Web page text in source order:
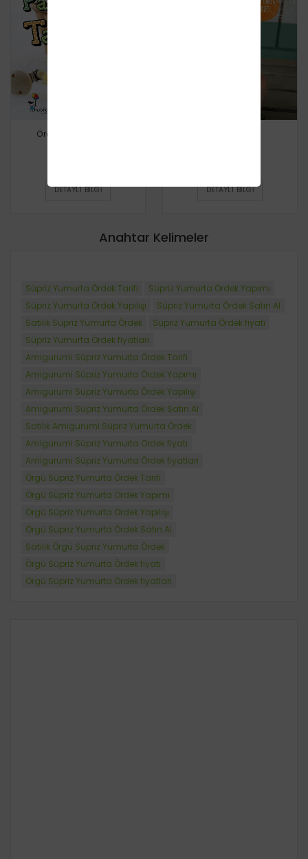
Ördek Emzik Zinciri
DETAYLI BILGI DETAYLI BILGI
Anahtar Kelimeler
Süpriz Yumurta Ördek Tarifi
Süpriz Yumurta Ördek Yapımı
Süpriz Yumurta Ördek Yapılışı
Süpriz Yumurta Ördek Satın Al
Satılık Süpriz Yumurta Ördek
Süpriz Yumurta Ördek fiyatı
Süpriz Yumurta Ördek fiyatları
Amigurumi Süpriz Yumurta Ördek Tarifi
Amigurumi Süpriz Yumurta Ördek Yapımı
Amigurumi Süpriz Yumurta Ördek Yapılışı
Amigurumi Süpriz Yumurta Ördek Satın Al
Satılık Amigurumi Süpriz Yumurta Ördek
Amigurumi Süpriz Yumurta Ördek fiyatı
Amigurumi Süpriz Yumurta Ördek fiyatları
Örgü Süpriz Yumurta Ördek Tarifi
Örgü Süpriz Yumurta Ördek Yapımı
Örgü Süpriz Yumurta Ördek Yapılışı
Örgü Süpriz Yumurta Ördek Satın Al
Satılık Örgü Süpriz Yumurta Ördek
Örgü Süpriz Yumurta Ördek fiyatı
Örgü Süpriz Yumurta Ördek fiyatları